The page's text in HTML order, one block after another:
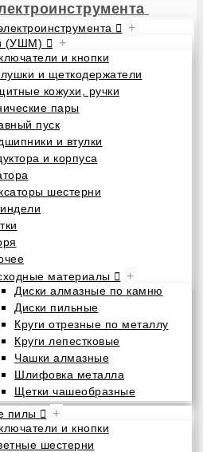
+
(УШМ) +
и кнопки
и щеткодержатели
кожухи, ручки
пары
пуск
и втулки
и корпуса
шестерни
материалы
+
Диски алмазные по камню
Диски пильные
Круги отрезные по металлу
Круги лепестковые
Чашки алмазные
Шлифовка металла
Щетки чашеобразные
пилы
+
и кнопки
шестерни